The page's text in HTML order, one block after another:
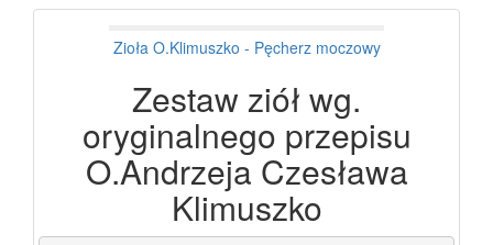
Zioła O.Klimuszko - Pęcherz moczowy
Zestaw ziół wg.
oryginalnego przepisu
O.Andrzeja Czesława
Klimuszko